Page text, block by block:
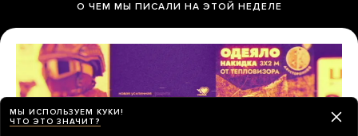
О ЧЕМ МЫ ПИСАЛИ НА ЭТОЙ НЕДЕЛЕ
МЫ ИСПОЛЬЗУЕМ КУКИ!
ЧТО ЭТО ЗНАЧИТ?